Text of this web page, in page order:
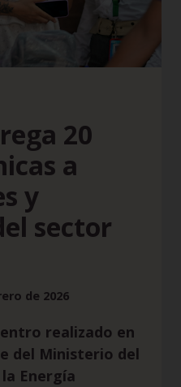
20
a
y
sector
de 2026
realizado en
del Ministerio del
Energía